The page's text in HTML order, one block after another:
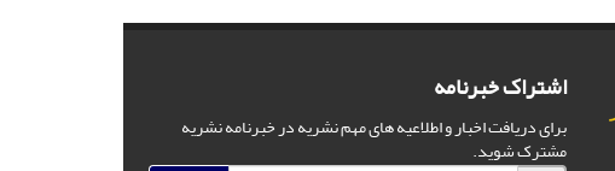
اشتراک خبرنامه
برای دریافت اخبار و اطلاعیه های مهم نشریه در خبرنامه نشریه
مشترک شوید.